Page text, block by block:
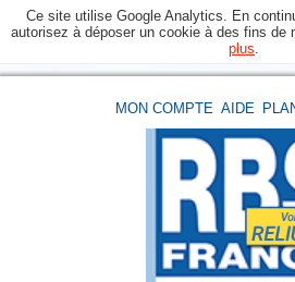
Ce site utilise Google Analytics. En
autorisez à déposer un cookie à des fins de
plus
MON COMPTE AIDE